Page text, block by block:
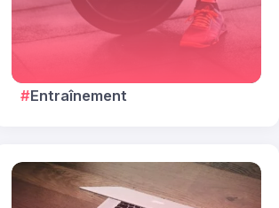
Entraînement